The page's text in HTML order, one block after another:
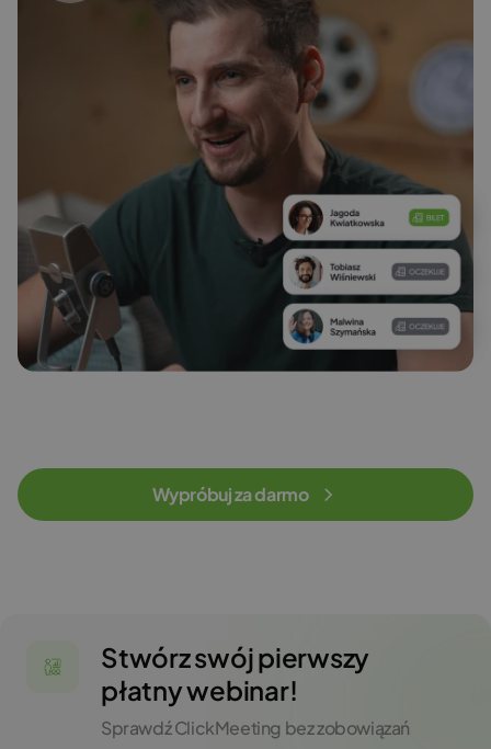
Wypróbuj za darmo
Stwórz swój pierwszy
płatny webinar!
Sprawdź ClickMeeting bez zobowiązań